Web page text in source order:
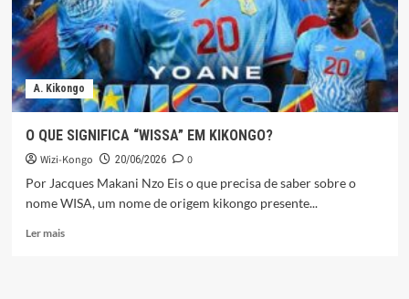
E
NATURAIS
SOBRE
AS
FESTIVIDADES
DOS
103
DA
VILA
A. Kikongo
O QUE SIGNIFICA “WISSA” EM KIKONGO?
Wizi-Kongo 20/06/2026
0
Por Jacques Makani Nzo Eis o que precisa de saber sobre o
nome WISA, um nome de origem kikongo presente...
Ler maisLeia